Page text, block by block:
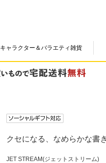
キャラクター＆バラエティ雑貨
クセになる、なめらかな書
JET STREAM(ジェットストリーム)